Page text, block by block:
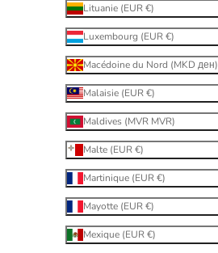
Lituanie (EUR €)
Luxembourg (EUR €)
Macédoine du Nord (MKD ден)
Malaisie (EUR €)
Maldives (MVR MVR)
Malte (EUR €)
Martinique (EUR €)
Mayotte (EUR €)
Mexique (EUR €)